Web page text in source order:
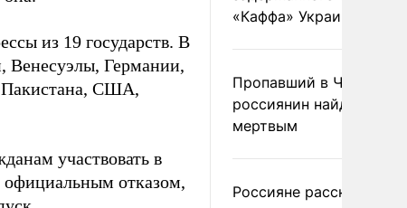
из 19 государств. В
Венесуэлы, Германии,
Пакистана, США,
участвовать в
официальным отказом,
«Каффа» Украине
Пропавший в
россиянин найден
мертвым
Россияне рассказали,